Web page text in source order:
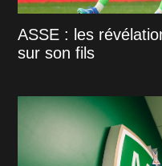
ASSE : les
sur son fils